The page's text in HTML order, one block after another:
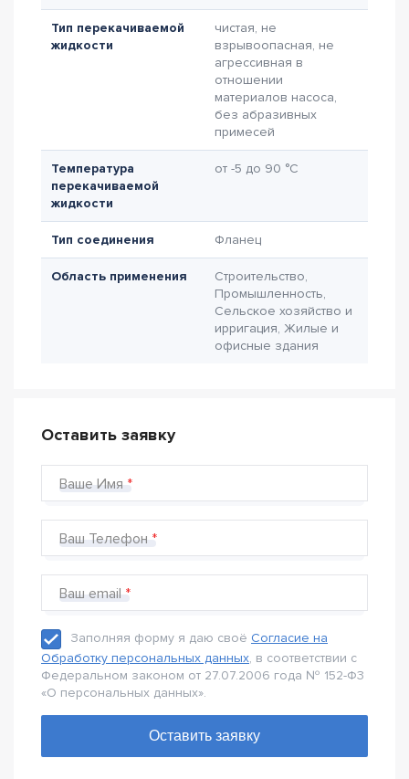
Тип перекачиваемой
жидкости
чистая, не
взрывоопасная, не
агрессивная в
отношении
материалов насоса,
без абразивных
примесей
Температура
перекачиваемой
жидкости
от -5 до 90 °C
Тип соединения Фланец
Область применения
Строительство,
Промышленность,
Сельское хозяйство и
ирригация, Жилые и
офисные здания
Оставить заявку
Ваше Имя
Ваш Телефон
Ваш email
Заполняя форму я даю своё Согласие на
Обработку персональных данных, в соответствии с
Федеральном законом от 27.07.2006 года № 152-Ф3
«О персональных данных».